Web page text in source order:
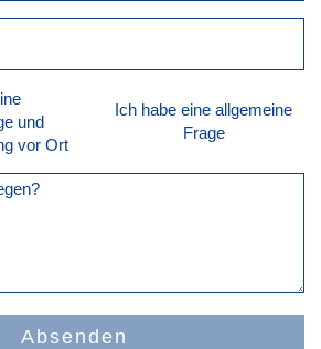
und
vor Ort
Ich habe eine allgemeine
Frage
Absenden